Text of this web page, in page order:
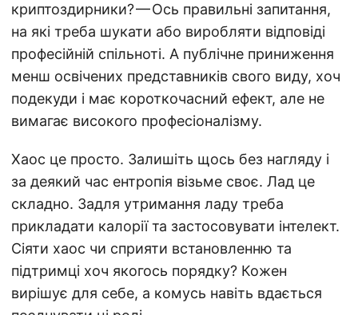
криптоздирники? — Ось правильні запитання,
на які треба шукати або виробляти відповіді
професійній спільноті. А публічне приниження
менш освічених представників свого виду, хоч
подекуди і має короткочасний ефект, але не
вимагає високого професіоналізму.
Хаос це просто. Залишіть щось без нагляду і
за деякий час ентропія візьме своє. Лад це
складно. Задля утримання ладу треба
прикладати калорії та застосовувати інтелект.
Сіяти хаос чи сприяти встановленню та
підтримці хоч якогось порядку? Кожен
вирішує для себе, а комусь навіть вдається